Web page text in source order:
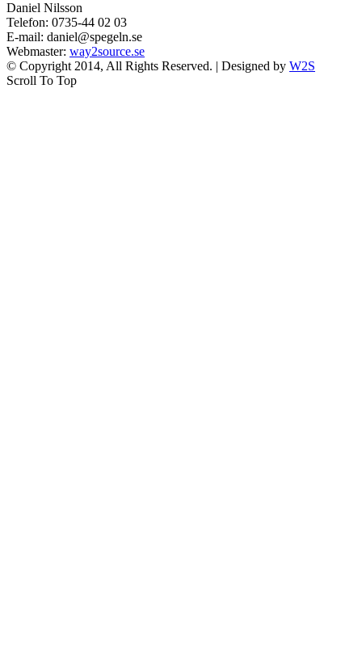
Daniel Nilsson
Telefon: 0735-44 02 03
E-mail: daniel@spegeln.se
Webmaster: way2source.se
© Copyright 2014, All Rights Reserved. | Designed by W2S
Scroll To Top